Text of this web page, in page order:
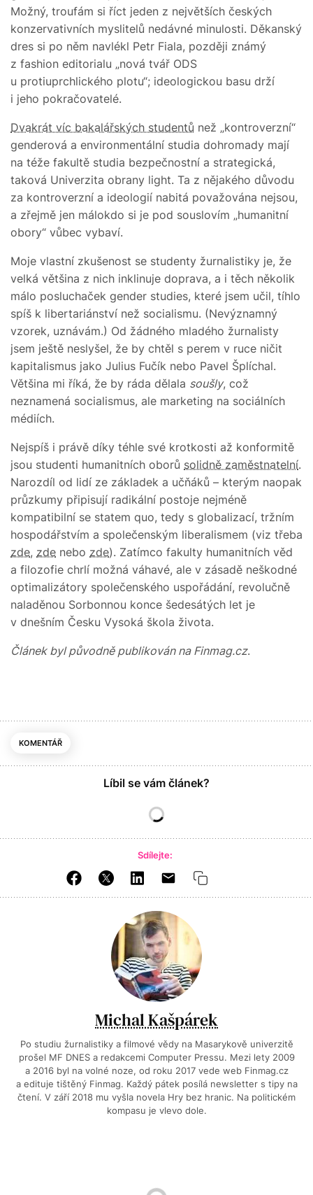
Možný, troufám si říct jeden z největších českých
konzervativních myslitelů nedávné minulosti. Děkanský
dres si po něm navlékl Petr Fiala, později známý
z fashion editorialu „nová tvář ODS
u protiuprchlického plotu“; ideologickou basu drží
i jeho pokračovatelé.
Dvakrát víc bakalářských studentů než „kontroverzní“
genderová a environmentální studia dohromady mají
na téže fakultě studia bezpečnostní a strategická,
taková Univerzita obrany light. Ta z nějakého důvodu
za kontroverzní a ideologií nabitá považována nejsou,
a zřejmě jen málokdo si je pod souslovím „humanitní
obory“ vůbec vybaví.
Moje vlastní zkušenost se studenty žurnalistiky je, že
velká většina z nich inklinuje doprava, a i těch několik
málo posluchaček gender studies, které jsem učil, tíhlo
spíš k libertariánství než socialismu. (Nevýznamný
vzorek, uznávám.) Od žádného mladého žurnalisty
jsem ještě neslyšel, že by chtěl s perem v ruce ničit
kapitalismus jako Julius Fučík nebo Pavel Šplíchal.
Většina mi říká, že by ráda dělala soušly, což
neznamená socialismus, ale marketing na sociálních
médiích.
Nejspíš i právě díky téhle své krotkosti až konformitě
jsou studenti humanitních oborů solidně zaměstnatelní.
Narozdíl od lidí ze základek a učňáků – kterým naopak
průzkumy připisují radikální postoje nejméně
kompatibilní se statem quo, tedy s globalizací, tržním
hospodářstvím a společenským liberalismem (viz třeba
zde, zde nebo zde). Zatímco fakulty humanitních věd
a filozofie chrlí možná váhavé, ale v zásadě neškodné
optimalizátory společenského uspořádání, revolučně
naladěnou Sorbonnou konce šedesátých let je
v dnešním Česku Vysoká škola života.
Článek byl původně publikován na Finmag.cz.
KOMENTÁŘ
Líbil se vám článek?
Sdílejte:
Michal Kašpárek
Po studiu žurnalistiky a filmové vědy na Masarykově univerzitě
prošel MF DNES a redakcemi Computer Pressu. Mezi lety 2009
a 2016 byl na volné noze, od roku 2017 vede web Finmag.cz
a edituje tištěný Finmag. Každý pátek posílá newsletter s tipy na
čtení. V září 2018 mu vyšla novela Hry bez hranic. Na politickém
kompasu je vlevo dole.